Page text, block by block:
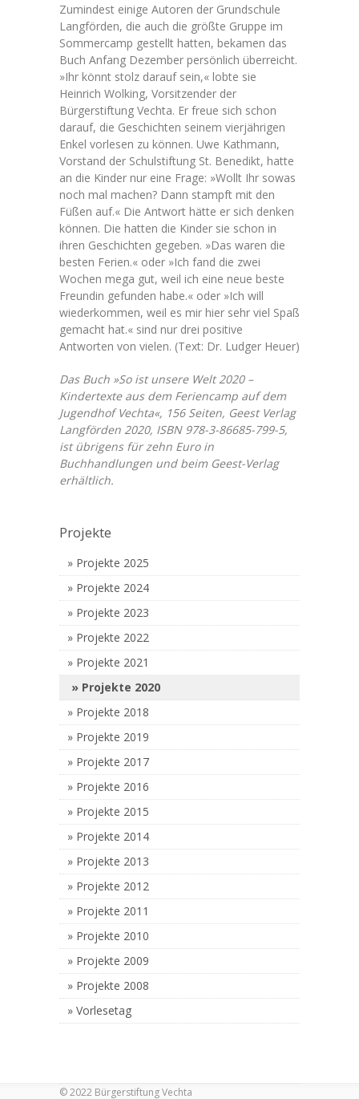
Zumindest einige Autoren der Grundschule
Langförden, die auch die größte Gruppe im
Sommercamp gestellt hatten, bekamen das
Buch Anfang Dezember persönlich überreicht.
»Ihr könnt stolz darauf sein,« lobte sie
Heinrich Wolking, Vorsitzender der
Bürgerstiftung Vechta. Er freue sich schon
darauf, die Geschichten seinem vierjährigen
Enkel vorlesen zu können. Uwe Kathmann,
Vorstand der Schulstiftung St. Benedikt, hatte
an die Kinder nur eine Frage: »Wollt Ihr sowas
noch mal machen? Dann stampft mit den
Füßen auf.« Die Antwort hätte er sich denken
können. Die hatten die Kinder sie schon in
ihren Geschichten gegeben. »Das waren die
besten Ferien.« oder »Ich fand die zwei
Wochen mega gut, weil ich eine neue beste
Freundin gefunden habe.« oder »Ich will
wiederkommen, weil es mir hier sehr viel Spaß
gemacht hat.« sind nur drei positive
Antworten von vielen. (Text: Dr. Ludger Heuer)
Das Buch »So ist unsere Welt 2020 –
Kindertexte aus dem Feriencamp auf dem
Jugendhof Vechta«, 156 Seiten, Geest Verlag
Langförden 2020, ISBN 978-3-86685-799-5,
ist übrigens für zehn Euro in
Buchhandlungen und beim Geest-Verlag
erhältlich.
Projekte
Projekte 2025
Projekte 2024
Projekte 2023
Projekte 2022
Projekte 2021
Projekte 2020
Projekte 2018
Projekte 2019
Projekte 2017
Projekte 2016
Projekte 2015
Projekte 2014
Projekte 2013
Projekte 2012
Projekte 2011
Projekte 2010
Projekte 2009
Projekte 2008
Vorlesetag
© 2022 Bürgerstiftung Vechta